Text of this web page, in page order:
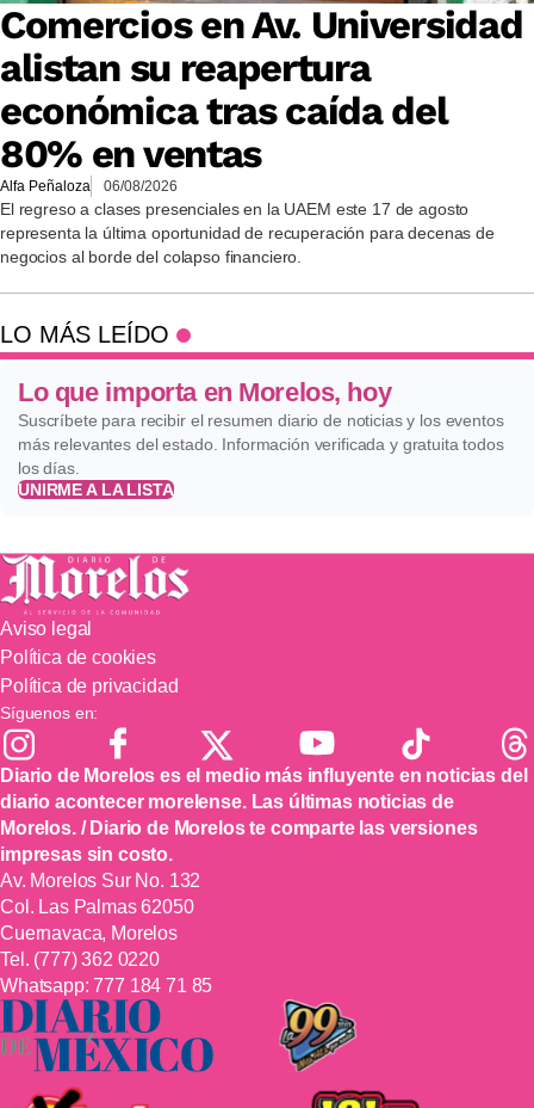
Comercios en Av. Universidad
alistan su reapertura
económica tras caída del
80% en ventas
Alfa Peñaloza 06/08/2026
El regreso a clases presenciales en la UAEM este 17 de agosto
representa la última oportunidad de recuperación para decenas de
negocios al borde del colapso financiero.
LO MÁS LEÍDO
Lo que importa en Morelos, hoy
Suscríbete para recibir el resumen diario de noticias y los eventos
más relevantes del estado. Información verificada y gratuita todos
los días.
UNIRME A LA LISTA
Aviso legal
Política de cookies
Política de privacidad
Síguenos en:
Diario de Morelos es el medio más influyente en noticias del
diario acontecer morelense. Las últimas noticias de
Morelos. / Diario de Morelos te comparte las versiones
impresas sin costo.
Av. Morelos Sur No. 132
Col. Las Palmas 62050
Cuernavaca, Morelos
Tel. (777) 362 0220
Whatsapp:777 184 71 85